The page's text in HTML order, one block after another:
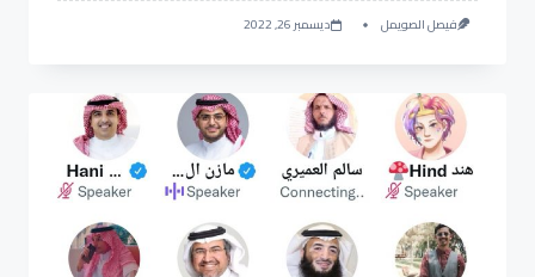
فيصل الصويمل ديسمبر 26, 2022